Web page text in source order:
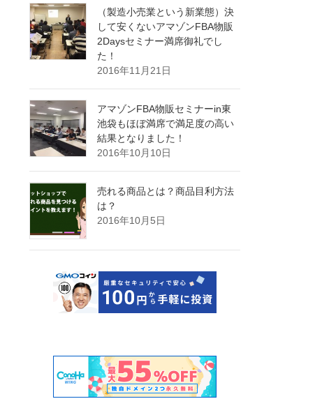
（製造小売業という新業態）決
して安くないアマゾンFBA物販
2Daysセミナー満席御礼でし
た！
2016年11月21日
アマゾンFBA物販セミナーin東
池袋もほぼ満席で満足度の高い
結果となりました！
2016年10月10日
売れる商品とは？商品目利方法
は？
2016年10月5日